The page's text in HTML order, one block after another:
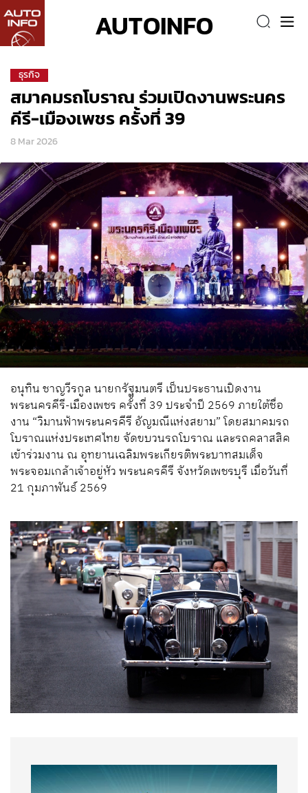
AUTOINFO
ธุรกิจ
สมาคมรถโบราณ ร่วมเปิดงานพระนคร
คีรี-เมืองเพชร ครั้งที่ 39
8 Mar 2026
อนุทิน ชาญวีรกูล นายกรัฐมนตรี เป็นประธานเปิดงาน
พระนครคีรี-เมืองเพชร ครั้งที่ 39 ประจำปี 2569 ภายใต้ชื่อ
งาน “วิมานฟ้าพระนครคีรี อัญมณีแห่งสยาม” โดยสมาคมรถ
โบราณแห่งประเทศไทย จัดขบวนรถโบราณ และรถคลาสสิค
เข้าร่วมงาน ณ อุทยานเฉลิมพระเกียรติพระบาทสมเด็จ
พระจอมเกล้าเจ้าอยู่หัว พระนครคีรี จังหวัดเพชรบุรี เมื่อวันที่
21 กุมภาพันธ์ 2569